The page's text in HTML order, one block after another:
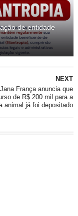
de entidade
NEXT
França anuncia que
de R$ 200 mil para a
animal já foi depositado